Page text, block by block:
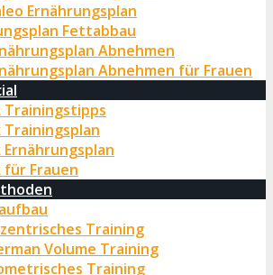
Ernährungsplan
Fettabbau
Abnehmen
Abnehmen für Frauen
Trainingstipps
Trainingsplan
Ernährungsplan
für Frauen
Training
Volume Training
Training